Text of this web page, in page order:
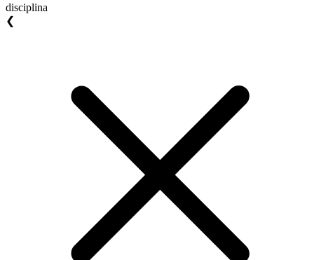
disciplina
❮